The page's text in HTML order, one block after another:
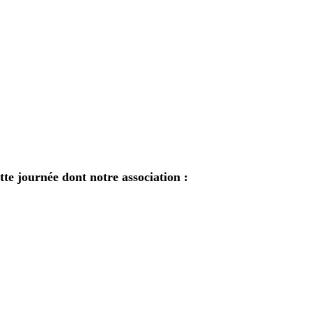
journée dont notre association :